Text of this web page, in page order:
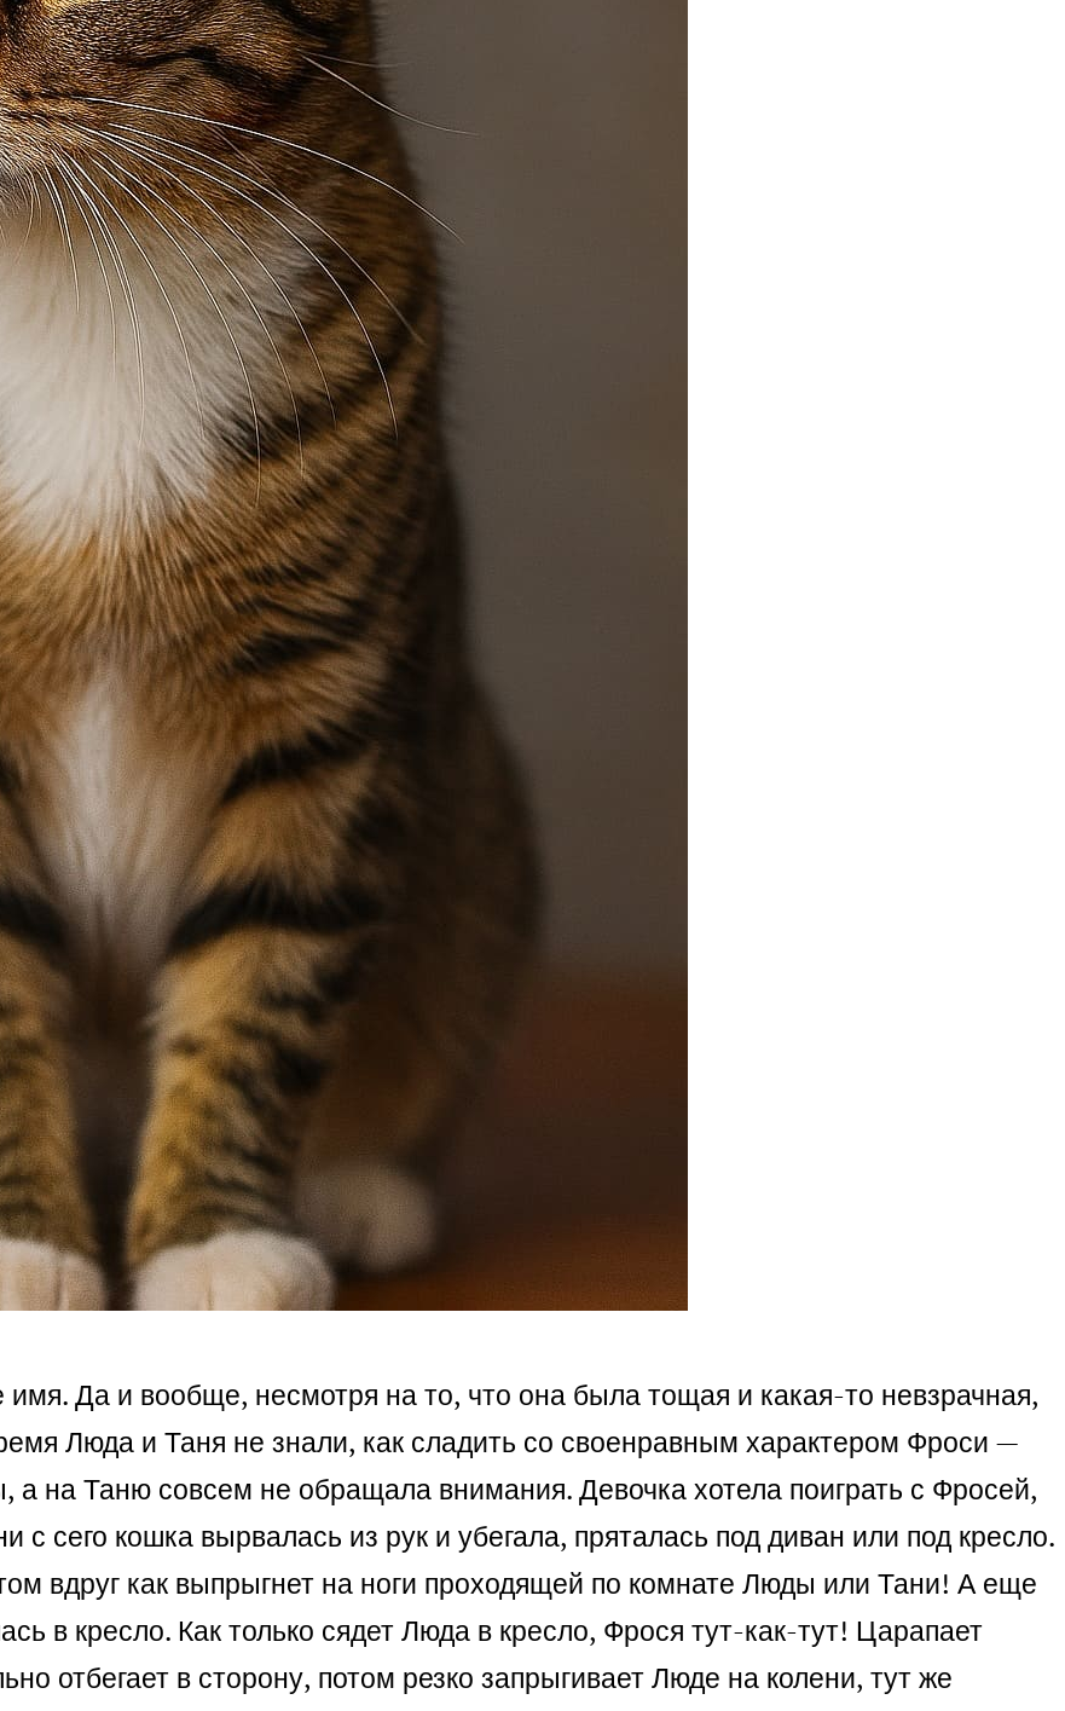
имя. Да и вообще, несмотря на то, что она была тощая и какая-то невзрачная,
Люда и Таня не знали, как сладить со своенравным характером Фроси —
на Таню совсем не обращала внимания. Девочка хотела поиграть с Фросей,
с сего кошка вырвалась из рук и убегала, пряталась под диван или под кресло.
вдруг как выпрыгнет на ноги проходящей по комнате Люды или Тани! А еще
в кресло. Как только сядет Люда в кресло, Фрося тут-как-тут! Царапает
отбегает в сторону, потом резко запрыгивает Люде на колени, тут же